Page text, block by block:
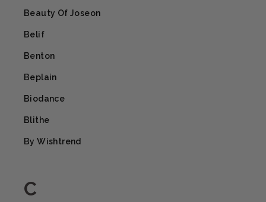
Beauty Of Joseon
Belif
Benton
Beplain
Biodance
Blithe
By Wishtrend
C